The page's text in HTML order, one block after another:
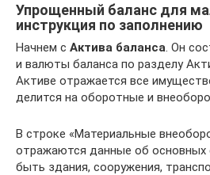
Упрощенный баланс для
инструкция по заполнению
Начнем с Актива баланса . Он
и валюты баланса по разделу
Активе отражается все
делится на оборотные и
В строке «Материальные
отражаются данные об основных
быть здания, сооружения,